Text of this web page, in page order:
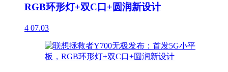
RGB环形灯+双C口+圆润新设计
4 07.03